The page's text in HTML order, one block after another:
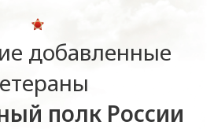
добавленные
полк России